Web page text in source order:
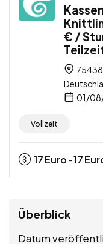
€ /
01/
Vollzeit
17Euro -17
Überblick
Datum